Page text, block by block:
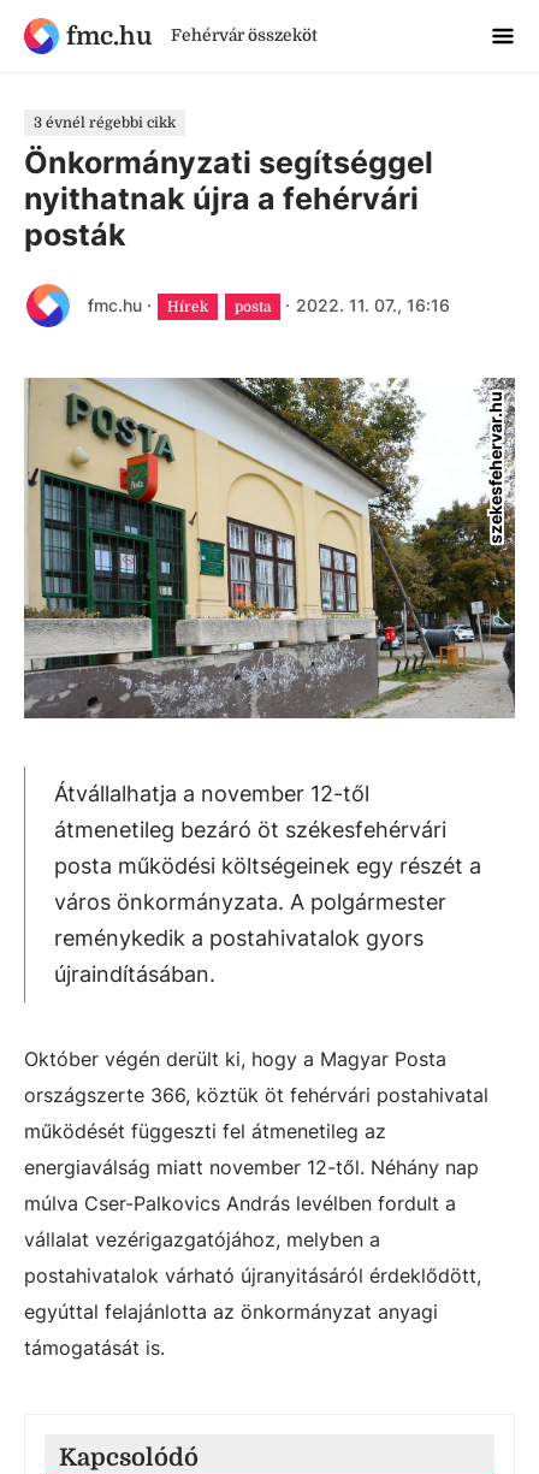
fmc.hu Fehérvár összeköt
3 évnél régebbi cikk
Önkormányzati segítséggel
nyithatnak újra a fehérvári
posták
fmc.hu · Hírek posta · 2022. 11. 07., 16:16
szekesfehervar.hu
Átvállalhatja a november 12-től
átmenetileg bezáró öt székesfehérvári
posta működési költségeinek egy részét a
város önkormányzata. A polgármester
reménykedik a postahivatalok gyors
újraindításában.
Október végén derült ki, hogy a Magyar Posta
országszerte 366, köztük öt fehérvári postahivatal
működését függeszti fel átmenetileg az
energiaválság miatt november 12-től. Néhány nap
múlva Cser-Palkovics András levélben fordult a
vállalat vezérigazgatójához, melyben a
postahivatalok várható újranyitásáról érdeklődött,
egyúttal felajánlotta az önkormányzat anyagi
támogatását is.
Kapcsolódó